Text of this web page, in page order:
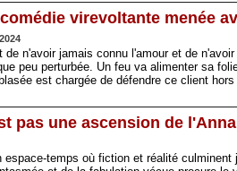
virevoltante menée
n'avoir jamais connu l'amour et de
peu perturbée. Un feu va alimenter sa
est chargée de défendre ce client
pas une ascension de
temps où fiction et réalité